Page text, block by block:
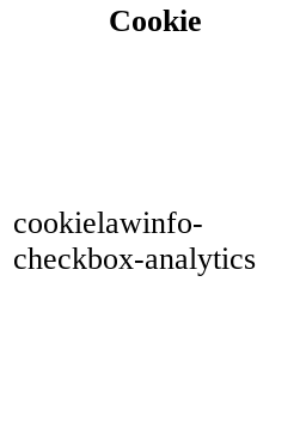
Cookie
cookielawinfo-
checkbox-analytics